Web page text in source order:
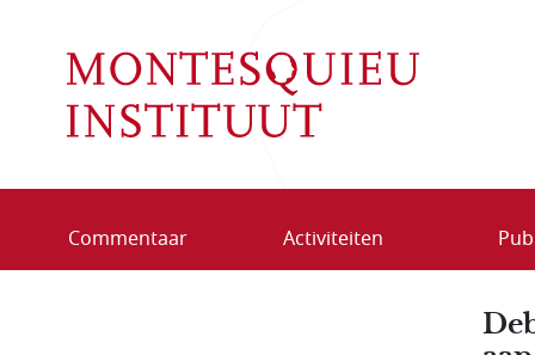
Commentaar Activiteiten